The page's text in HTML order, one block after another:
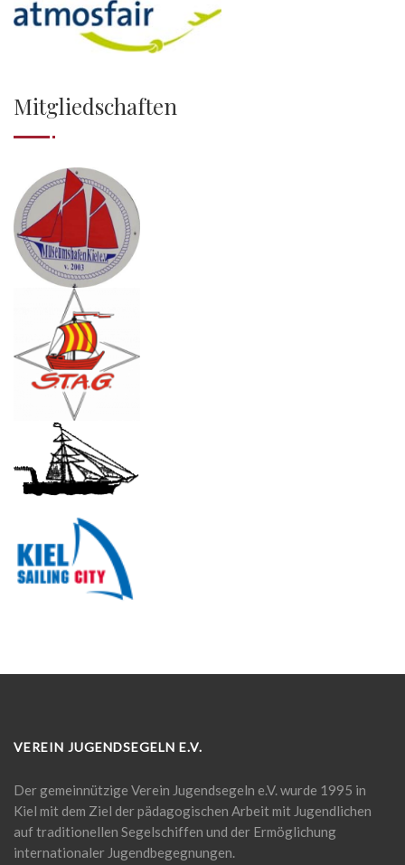
Mitgliedschaften
VEREIN JUGENDSEGELN E.V.
Der gemeinnützige Verein Jugendsegeln e.V. wurde 1995 in
Kiel mit dem Ziel der pädagogischen Arbeit mit Jugendlichen
auf traditionellen Segelschiffen und der Ermöglichung
internationaler Jugendbegegnungen.